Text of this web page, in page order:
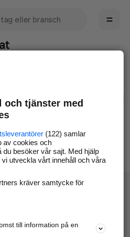
snabbare kan avhjälpa det.
i webbläsaren och försök igen
platser.
och tjänster med
(122) samlar
av cookies och
du besöker vår sajt. Med hjälp
utveckla vårt innehåll och våra
kräver samtycke för
till information på en